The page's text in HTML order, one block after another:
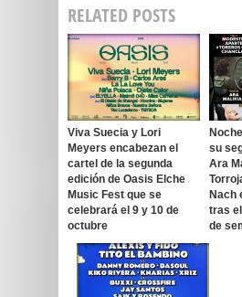
RELATED POSTS
Viva Suecia y Lori
Meyers encabezan el
cartel de la segunda
edición de Oasis Elche
Music Fest que se
celebrará el 9 y 10 de
octubre
su
Ara
Nach
tras
de